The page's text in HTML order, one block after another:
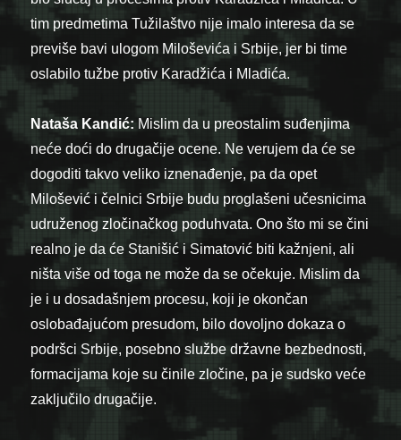
tim predmetima Tužilaštvo nije imalo interesa da se
previše bavi ulogom Miloševića i Srbije, jer bi time
oslabilo tužbe protiv Karadžića i Mladića.
Nataša Kandić: Mislim da u preostalim suđenjima
neće doći do drugačije ocene. Ne verujem da će se
dogoditi takvo veliko iznenađenje, pa da opet
Milošević i čelnici Srbije budu proglašeni učesnicima
udruženog zločinačkog poduhvata. Ono što mi se čini
realno je da će Stanišić i Simatović biti kažnjeni, ali
ništa više od toga ne može da se očekuje. Mislim da
je i u dosadašnjem procesu, koji je okončan
oslobađajućom presudom, bilo dovoljno dokaza o
podršci Srbije, posebno službe državne bezbednosti,
formacijama koje su činile zločine, pa je sudsko veće
zaključilo drugačije.